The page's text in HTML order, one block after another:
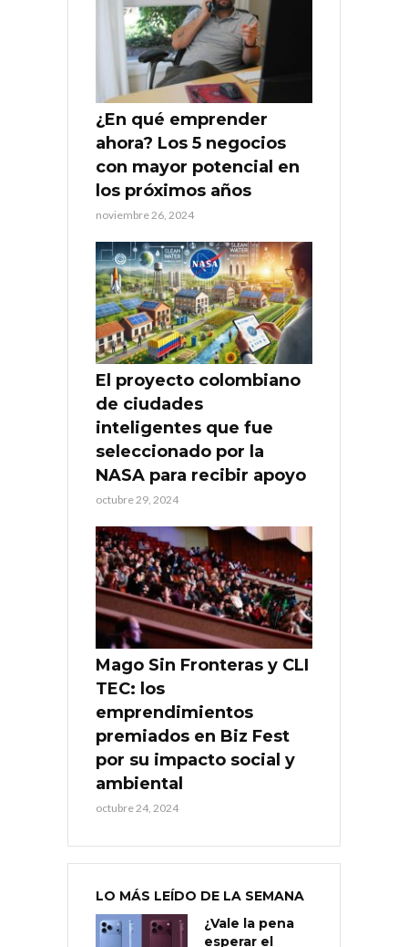
¿En qué emprender
ahora? Los 5 negocios
con mayor potencial en
los próximos años
noviembre 26, 2024
El proyecto colombiano
de ciudades
inteligentes que fue
seleccionado por la
NASA para recibir apoyo
octubre 29, 2024
Mago Sin Fronteras y CLI
TEC: los
emprendimientos
premiados en Biz Fest
por su impacto social y
ambiental
octubre 24, 2024
LO MÁS LEÍDO DE LA SEMANA
¿Vale la pena
esperar el